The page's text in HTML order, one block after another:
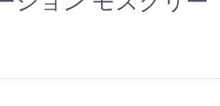
)グッズ
ン小物